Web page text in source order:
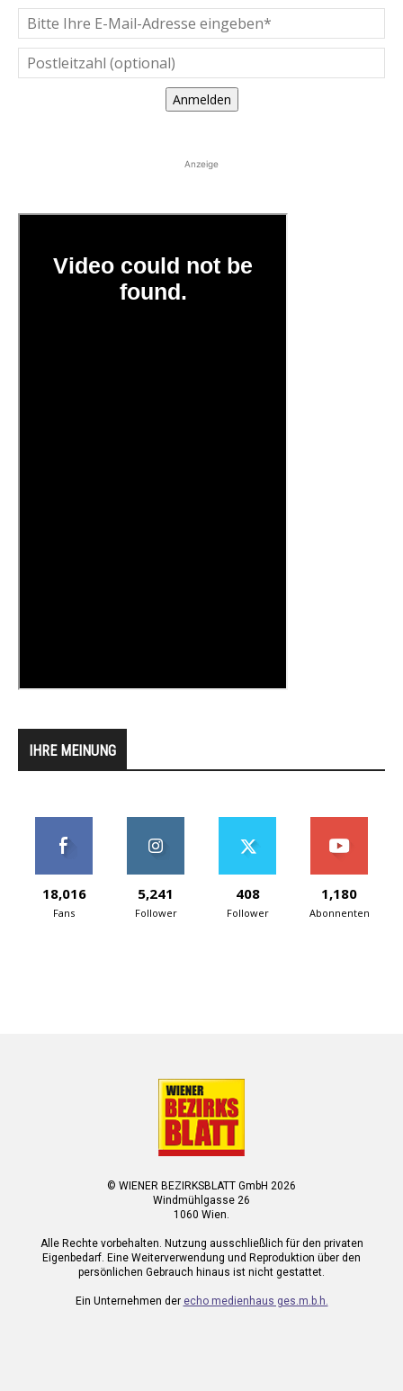
Anmelden
Anzeige
IHRE MEINUNG
18,016
Fans
5,241
Follower
408
Follower
1,180
Abonnenten
© WIENER BEZIRKSBLATT GmbH 2026
Windmühlgasse 26
1060 Wien.
Alle Rechte vorbehalten. Nutzung ausschließlich für den privaten
Eigenbedarf. Eine Weiterverwendung und Reproduktion über den
persönlichen Gebrauch hinaus ist nicht gestattet.
Ein Unternehmen der echo medienhaus ges.m.b.h.